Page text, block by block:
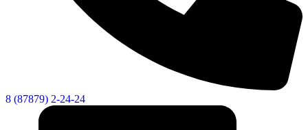
8 (87879) 2-24-24